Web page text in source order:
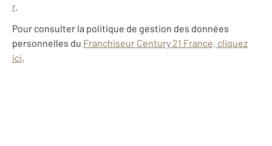
r.
Pour consulter la politique de gestion des données
personnelles du Franchiseur Century 21 France, cliquez
ici.